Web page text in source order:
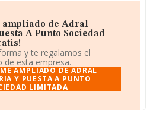
de Adral
A Punto Sociedad
y te regalamos el
de esta empresa.
AMPLIADO DE ADRAL
Y PUESTA A PUNTO
LIMITADA